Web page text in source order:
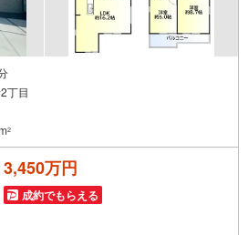
丁目
2
3,450万円
成約でもらえる